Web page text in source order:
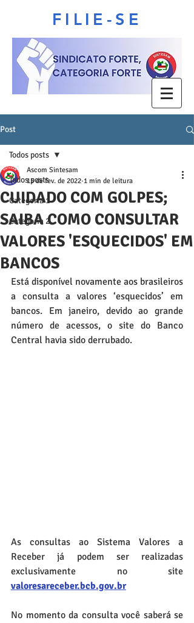
FILIE-SE
Post
Todos posts
Categoria 1
Categoria 2
Todos posts
CUIDADO COM GOLPES;
SAIBA COMO CONSULTAR
VALORES 'ESQUECIDOS' EM
BANCOS
Ascom Sintesam
15 de fev. de 2022 1 min de leitura
Está disponível novamente aos brasileiros
a consulta a valores ‘esquecidos’ em
bancos. Em janeiro, devido ao grande
número de acessos, o site do Banco
Central havia sido derrubado.
As consultas ao Sistema Valores a
Receber já podem ser realizadas
valoresareceber.bcb.gov.br
No momento da consulta você saberá se